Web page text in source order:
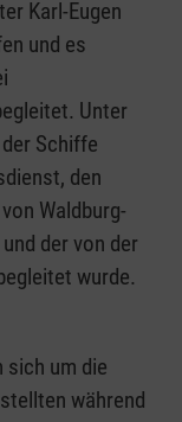
Karl-Eugen
und es
Unter
Schiffe
den
Waldburg-
der von der
wurde.
sich um die
während